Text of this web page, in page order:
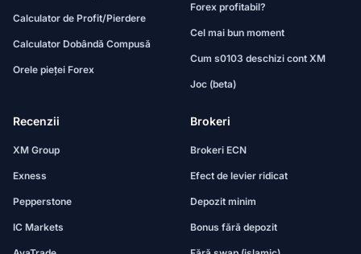
Calculator de Profit/Pierdere
Calculator Dobândă Compusă
Orele pieței Forex
Forex profitabil?
Cel mai bun moment
Cum s0103 deschizi cont XM
Joc (beta)
Recenzii
XM Group
Exness
Pepperstone
IC Markets
Brokeri
Brokeri ECN
Efect de levier ridicat
Depozit minim
Bonus fără depozit